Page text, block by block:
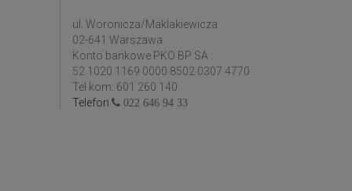
ul. Woronicza/Maklakiewicza
02-641 Warszawa
Konto bankowe PKO BP SA :
52 1020 1169 0000 8502 0307 4770
Tel kom: 601 260 140
Telefon
022 646 94 33